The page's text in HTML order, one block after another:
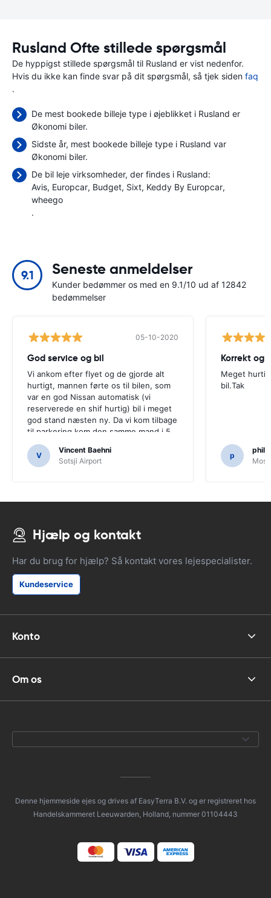
Rusland Ofte stillede spørgsmål
De hyppigst stillede spørgsmål til Rusland er vist nedenfor.
Hvis du ikke kan finde svar på dit spørgsmål, så tjek siden faq
.
De mest bookede billeje type i øjeblikket i Rusland er
Økonomi biler.
Sidste år, mest bookede billeje type i Rusland var
Økonomi biler.
De bil leje virksomheder, der findes i Rusland:
Avis Europcar Budget Sixt Keddy By Europcar
wheego
.
9.1 Seneste anmeldelser
Kunder bedømmer os med en 9.1/10 ud af 12842
bedømmelser
05-10-2020
God service og bil
Vi ankom efter flyet og de gjorde alt
hurtigt, mannen førte os til bilen, som
var en god Nissan automatisk (vi
reserverede en shif hurtig) bil i meget
god stand næsten ny. Da vi kom tilbage
til parkering kom den samme mand i 5
minutter og efter en hurtig check
forlod vi. Meget venlige og hyggelige.
Vi kan kun anbefale dette firma.
V
Vincent Baehni
Sotsji Airport
Korrekt og
Meget
bil.Tak
p
Hjælp og kontakt
Har du brug for hjælp? Så kontakt vores lejespecialister.
Kundeservice
Konto
Om os
Denne hjemmeside ejes og drives af EasyTerra B.V. og er registreret hos
Handelskammeret Leeuwarden, Holland, nummer 01104443